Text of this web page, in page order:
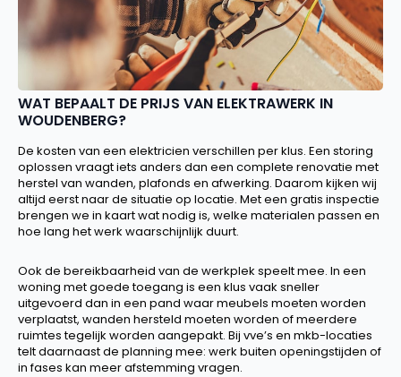
WAT BEPAALT DE PRIJS VAN ELEKTRAWERK IN
WOUDENBERG?
De kosten van een elektricien verschillen per klus. Een storing
oplossen vraagt iets anders dan een complete renovatie met
herstel van wanden, plafonds en afwerking. Daarom kijken wij
altijd eerst naar de situatie op locatie. Met een gratis inspectie
brengen we in kaart wat nodig is, welke materialen passen en
hoe lang het werk waarschijnlijk duurt.
Ook de bereikbaarheid van de werkplek speelt mee. In een
woning met goede toegang is een klus vaak sneller
uitgevoerd dan in een pand waar meubels moeten worden
verplaatst, wanden hersteld moeten worden of meerdere
ruimtes tegelijk worden aangepakt. Bij vve’s en mkb-locaties
telt daarnaast de planning mee: werk buiten openingstijden of
in fases kan meer afstemming vragen.